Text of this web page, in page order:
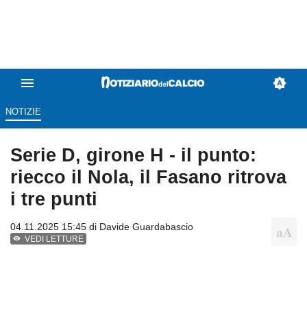
NOTIZIE
Serie D, girone H - il punto:
riecco il Nola, il Fasano ritrova
i tre punti
04.11.2025 15:45 di Davide Guardabascio
VEDI LETTURE